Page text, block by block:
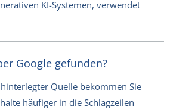
KI-Systemen, verwendet
Google gefunden?
Quelle bekommen Sie
häufiger in die Schlagzeilen